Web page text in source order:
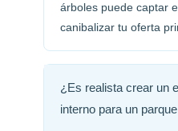
árboles puede captar
canibalizar tu oferta
¿Es realista crear un
interno para un